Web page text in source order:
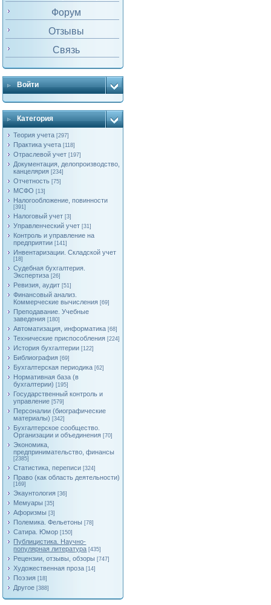
Форум
Отзывы
Связь
Войти
Категория
Теория учета [297]
Практика учета [118]
Отраслевой учет [197]
Документация, делопроизводство,
канцелярия [234]
Отчетность [75]
МСФО [13]
Налогообложение, повинности
[391]
Налоговый учет [3]
Управленческий учет [31]
Контроль и управление на
предприятии [141]
Инвентаризации. Складской учет
[18]
Судебная бухгалтерия.
Экспертиза [26]
Ревизия, аудит [51]
Финансовый анализ.
Коммерческие вычисления [69]
Преподавание. Учебные
заведения [180]
Автоматизация, информатика [68]
Технические приспособления [224]
История бухгалтерии [122]
Библиография [69]
Бухгалтерская периодика [62]
Нормативная база (в
бухгалтерии) [195]
Государственный контроль и
управление [579]
Персоналии (биографические
материалы) [342]
Бухгалтерское сообщество.
Организации и объединения [70]
Экономика,
предпринимательство, финансы
[2385]
Статистика, переписи [324]
Право (как область деятельности)
[169]
Экаунтология [36]
Мемуары [35]
Афоризмы [3]
Полемика. Фельетоны [78]
Сатира. Юмор [150]
Публицистика. Научно-
популярная литература [435]
Рецензии, отзывы, обзоры [747]
Художественная проза [14]
Поэзия [18]
Другое [388]